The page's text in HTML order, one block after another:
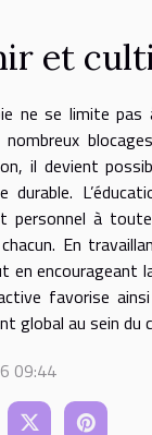
et
ne se limite
il devient
durable.
personnel à
En
en encourageant
favorise
global au sein du
09:44